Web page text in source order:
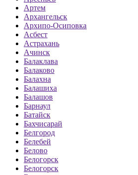
Артем
Архангельск
Архипо-Осиповка
Асбест
Астрахань
Ачинск
Балаклава
Балаково
Балахна
Балашиха
Балашов
Барнаул
Батайск
Бахчисарай
Белгород
Белебей
Белово
Белогорск
Белогорск